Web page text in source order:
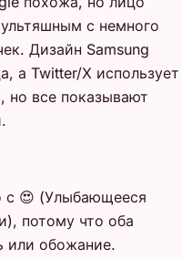
с немного
Дизайн Samsung
а Twitter/X использует
но все показывают
с 😍 (Улыбающееся
потому что оба
или обожание.